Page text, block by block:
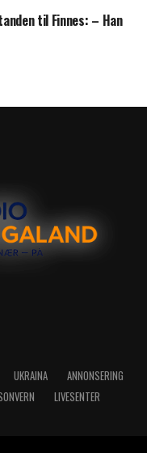
til Finnes: – Han
UKRAINA
ANNONSERING
LIVESENTER